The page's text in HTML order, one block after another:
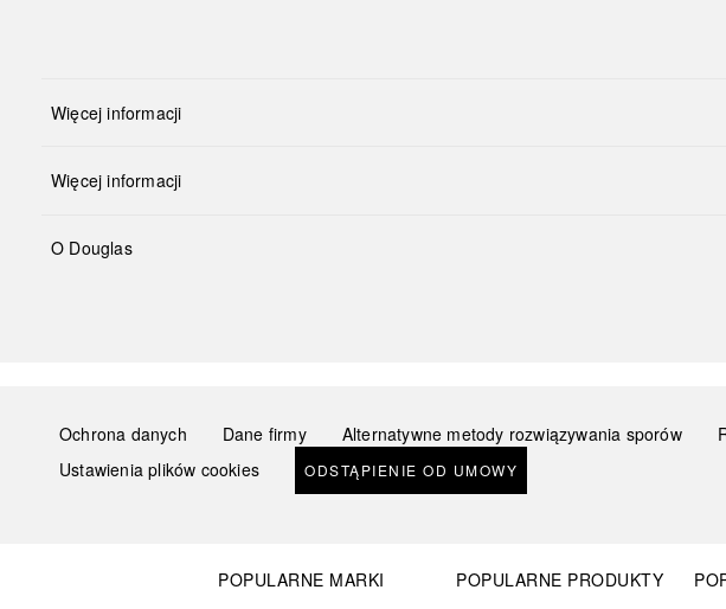
Więcej informacji
Więcej informacji
O Douglas
Ochrona danych Dane firmy Alternatywne metody rozwiązywania sporów
Ustawienia plików cookies
ODSTĄPIENIE OD UMOWY
POPULARNE MARKI
POPULARNE PRODUKTY